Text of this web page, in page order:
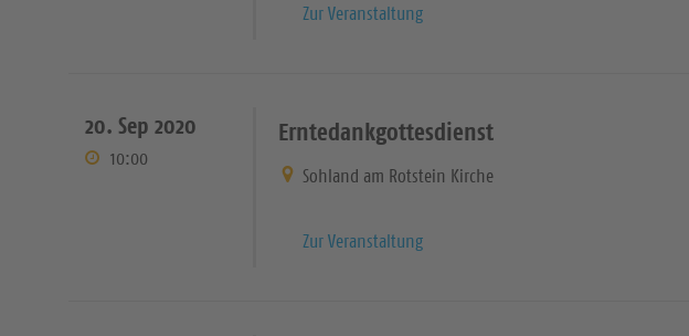
Zur Veranstaltung
20. Sep 2020
10:00
Erntedankgottesdienst
Sohland am Rotstein Kirche
Zur Veranstaltung